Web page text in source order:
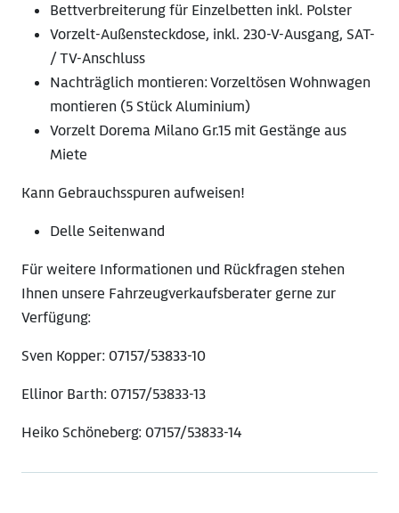
Bettverbreiterung für Einzelbetten inkl. Polster
Vorzelt-Außensteckdose, inkl. 230-V-Ausgang, SAT-
/ TV-Anschluss
Nachträglich montieren: Vorzeltösen Wohnwagen
montieren (5 Stück Aluminium)
Vorzelt Dorema Milano Gr.15 mit Gestänge aus
Miete
Kann Gebrauchsspuren aufweisen!
Delle Seitenwand
Für weitere Informationen und Rückfragen stehen
Ihnen unsere Fahrzeugverkaufsberater gerne zur
Verfügung:
Sven Kopper: 07157/53833-10
Ellinor Barth: 07157/53833-13
Heiko Schöneberg: 07157/53833-14